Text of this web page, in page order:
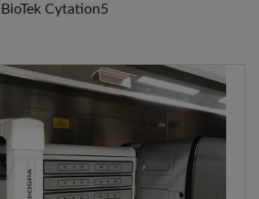
BioTek Cytation5